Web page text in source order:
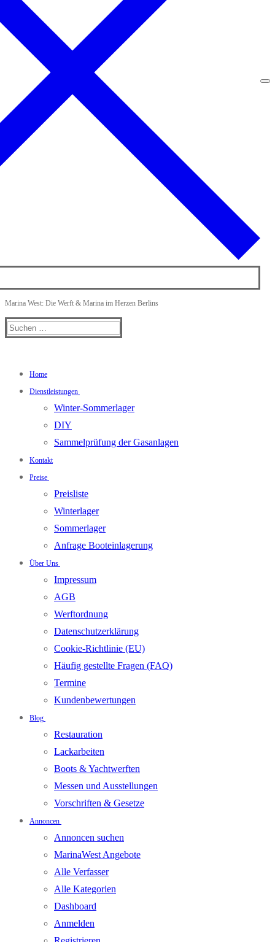
Marina West: Die Werft & Marina im Herzen Berlins
Suchen
Home
Dienstleistungen
Winter-Sommerlager
DIY
Sammelprüfung der Gasanlagen
Kontakt
Preise
Preisliste
Winterlager
Sommerlager
Anfrage Booteinlagerung
Über Uns
Impressum
AGB
Werftordnung
Datenschutzerklärung
Cookie-Richtlinie (EU)
Häufig gestellte Fragen (FAQ)
Termine
Kundenbewertungen
Blog
Restauration
Lackarbeiten
Boots & Yachtwerften
Messen und Ausstellungen
Vorschriften & Gesetze
Annoncen
Annoncen suchen
MarinaWest Angebote
Alle Verfasser
Alle Kategorien
Dashboard
Anmelden